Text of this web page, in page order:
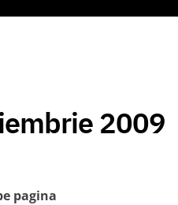
2009
pagina